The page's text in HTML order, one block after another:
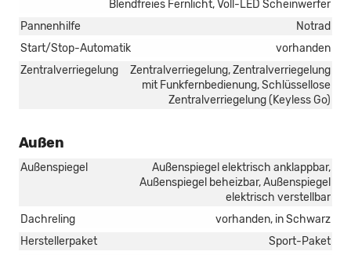
Blendfreies Fernlicht, Voll-LED Scheinwerfer
Pannenhilfe
Notrad
Start/Stop-Automatik
vorhanden
Zentralverriegelung
Zentralverriegelung, Zentralverriegelung
mit Funkfernbedienung, Schlüssellose
Zentralverriegelung (Keyless Go)
Außen
Außenspiegel
Außenspiegel elektrisch anklappbar,
Außenspiegel beheizbar, Außenspiegel
elektrisch verstellbar
Dachreling
vorhanden, in Schwarz
Herstellerpaket
Sport-Paket